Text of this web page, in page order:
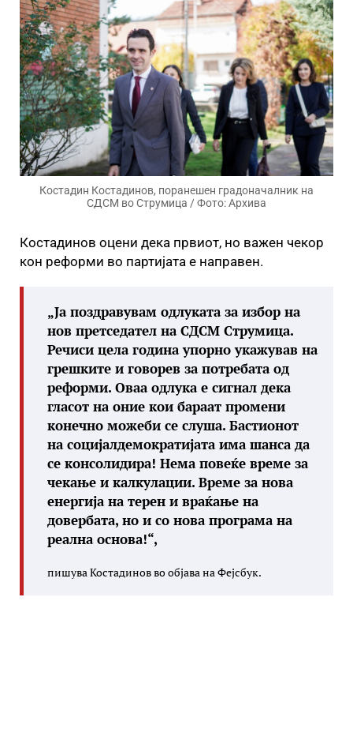
Костадин Костадинов, поранешен градоначалник на
СДСМ во Струмица / Фото: Архива
Костадинов оцени дека првиот, но важен чекор
кон реформи во партијата е направен.
„Ја поздравувам одлуката за избор на
нов претседател на СДСМ Струмица.
Речиси цела година упорно укажував на
грешките и говорев за потребата од
реформи. Оваа одлука е сигнал дека
гласот на оние кои бараат промени
конечно можеби се слуша. Бастионот
на социјалдемократијата има шанса да
се консолидира! Нема повеќе време за
чекање и калкулации. Време за нова
енергија на терен и враќање на
довербата, но и со нова програма на
реална основа!“,
пишува Костадинов во објава на Фејсбук.